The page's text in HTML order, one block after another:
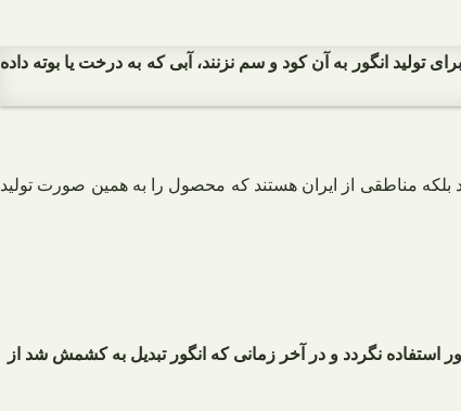
انگور به آن کود و سم نزنند، آبی که به درخت یا بوته داده
مناطقی از ایران هستند که محصول را به همین صورت تولید
استفاده نگردد و در آخر زمانی که انگور تبدیل به کشمش شد از